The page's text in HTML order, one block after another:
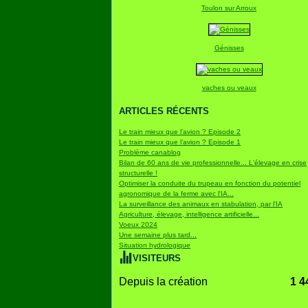
Toulon sur Arroux
Génisses
vaches ou veaux
ARTICLES RÉCENTS
Le train mieux que l’avion ? Episode 2
Le train mieux que l’avion ? Episode 1
Problème canablog
Bilan de 60 ans de vie professionnelle... L'élevage en crise
structurelle !
Optimiser la conduite du trupeau en fonction du potentiel
agronomique de la ferme avec l'IA...
La surveillance des animaux en stabulation, par l'IA
Agriculture, élevage, intelligence artificielle...
Voeux 2024
Une semaine plus tard...
Situation hydrologique
VISITEURS
Depuis la création 1